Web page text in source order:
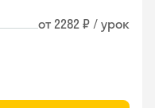
от 2282 ₽ / урок